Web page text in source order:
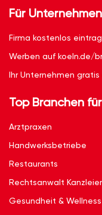
Für Unternehmen
Firma kostenlos
Werben auf koeln.de/
Ihr Unternehmen gratis
Top Branchen
Arztpraxen
Handwerksbetriebe
Restaurants
Rechtsanwalt
Gesundheit & Wellness